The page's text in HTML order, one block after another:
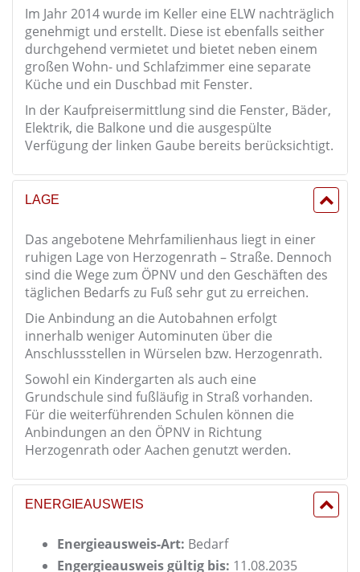
Im Jahr 2014 wurde im Keller eine ELW nachträglich
genehmigt und erstellt. Diese ist ebenfalls seither
durchgehend vermietet und bietet neben einem
großen Wohn- und Schlafzimmer eine separate
Küche und ein Duschbad mit Fenster.
In der Kaufpreisermittlung sind die Fenster, Bäder,
Elektrik, die Balkone und die ausgespülte
Verfügung der linken Gaube bereits berücksichtigt.
LAGE
Das angebotene Mehrfamilienhaus liegt in einer
ruhigen Lage von Herzogenrath – Straße. Dennoch
sind die Wege zum ÖPNV und den Geschäften des
täglichen Bedarfs zu Fuß sehr gut zu erreichen.
Die Anbindung an die Autobahnen erfolgt
innerhalb weniger Autominuten über die
Anschlussstellen in Würselen bzw. Herzogenrath.
Sowohl ein Kindergarten als auch eine
Grundschule sind fußläufig in Straß vorhanden.
Für die weiterführenden Schulen können die
Anbindungen an den ÖPNV in Richtung
Herzogenrath oder Aachen genutzt werden.
ENERGIEAUSWEIS
Energieausweis-Art: Bedarf
Engergieausweis gültig bis: 11.08.2035